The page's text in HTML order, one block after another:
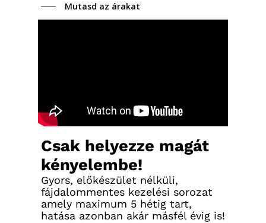
Mutasd az árakat
Csak helyezze magát
kényelembe!
Gyors, előkészület nélküli,
fájdalommentes kezelési sorozat
amely maximum 5 hétig tart,
hatása azonban akár másfél évig is!